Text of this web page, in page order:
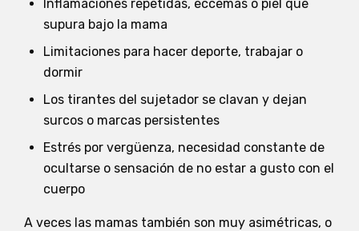
Inflamaciones repetidas, eccemas o piel que
supura bajo la mama
Limitaciones para hacer deporte, trabajar o
dormir
Los tirantes del sujetador se clavan y dejan
surcos o marcas persistentes
Estrés por vergüenza, necesidad constante de
ocultarse o sensación de no estar a gusto con el
cuerpo
A veces las mamas también son muy asimétricas, o